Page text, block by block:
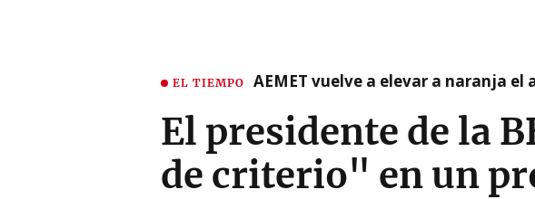
EL TIEMPO AEMET vuelve a elevar a naranja
El presidente de la
de criterio" en un